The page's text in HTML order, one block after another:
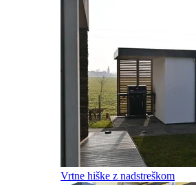
Vrtne hiške z nadstreškom